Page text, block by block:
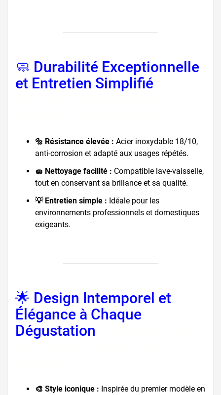
🧼 Durabilité Exceptionnelle
et Entretien Simplifié
🔩 Résistance élevée : Acier inoxydable 18/10,
anti-corrosion et adapté aux usages répétés.
🧽 Nettoyage facilité : Compatible lave-vaisselle,
tout en conservant sa brillance et sa qualité.
💡 Entretien simple : Idéale pour les
environnements professionnels et domestiques
exigeants.
🌟 Design Intemporel et
Élégance à Chaque
Dégustation
🎨 Style iconique : Inspirée du premier modèle en